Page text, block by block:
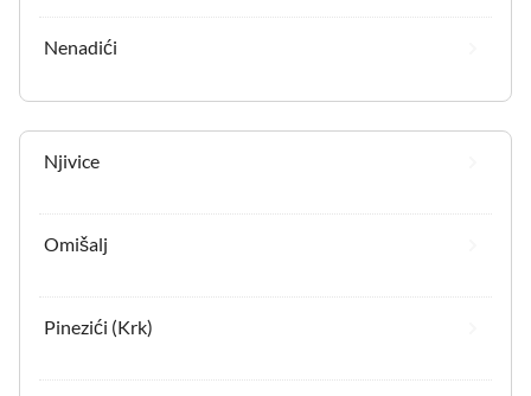
Nenadići
Njivice
Omišalj
Pinezići (Krk)